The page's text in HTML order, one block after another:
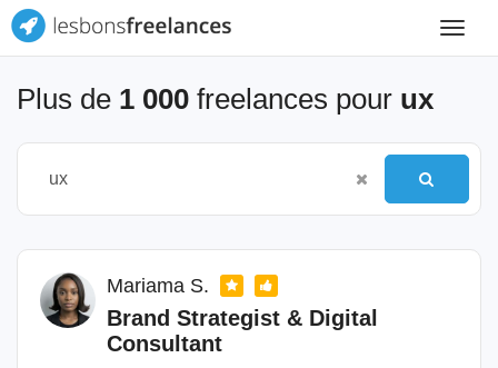
Toggle
Plus de 1 000 freelances pour ux
Mariama S.
Brand Strategist & Digital
Consultant